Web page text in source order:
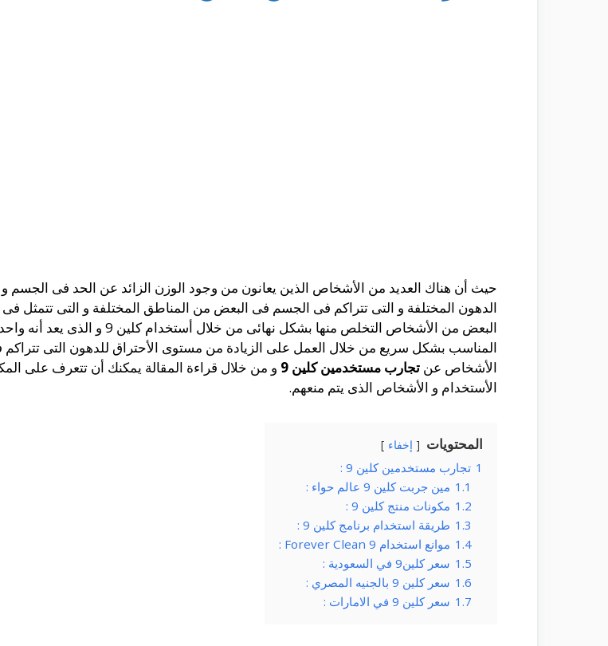
حيث أن هناك العديد من الأشخاص الذين يعانون من وجود الوزن الزائد عن الحد فى الجسم
الدهون المختلفة و التى تتراكم فى الجسم فى البعض من المناطق المختلفة و التى تتمثل
البعض من الأشخاص التخلص منها
المناسب بشكل سريع من خلال العمل على الزيادة من مستوى الأحتراق للدهون التى
الأشخاص عن تجارب مستخدمين كلين 9
و من خلال قراءة المقالة يمكنك أن تتعرف على
الأستخدام و الأشخاص الذى يتم منعهم.
المحتويات إخفاء
1 تجارب مستخدمين كلين 9 :
1.1 مين جربت كلين 9 عالم حواء :
1.2 مكونات منتج كلين 9 :
1.3 طريقة استخدام برنامج كلين 9 :
1.4 موانع استخدام Forever Clean 9 :
1.5 سعر كلين9 في السعودية :
1.6 سعر كلين 9 بالجنيه المصري :
1.7 سعر كلين 9 في الامارات :